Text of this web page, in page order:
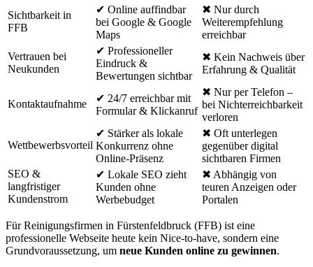
Sichtbarkeit in
FFB
✔ Online auffindbar
bei Google & Google
Maps
✖ Nur durch
Weiterempfehlung
erreichbar
Vertrauen bei
Neukunden
✔ Professioneller
Eindruck &
Bewertungen sichtbar
✖ Kein Nachweis über
Erfahrung & Qualität
Kontaktaufnahme
✔ 24/7 erreichbar mit
Formular & Klickanruf
✖ Nur per Telefon –
bei Nichterreichbarkeit
verloren
Wettbewerbsvorteil
✔ Stärker als lokale
Konkurrenz ohne
Online-Präsenz
✖ Oft unterlegen
gegenüber digital
sichtbaren Firmen
SEO &
langfristiger
Kundenstrom
✔ Lokale SEO zieht
Kunden ohne
Werbebudget
✖ Abhängig von
teuren Anzeigen oder
Portalen
Für Reinigungsfirmen in Fürstenfeldbruck (FFB) ist eine
professionelle Webseite heute kein Nice-to-have, sondern eine
Grundvoraussetzung, um neue Kunden online zu gewinnen.